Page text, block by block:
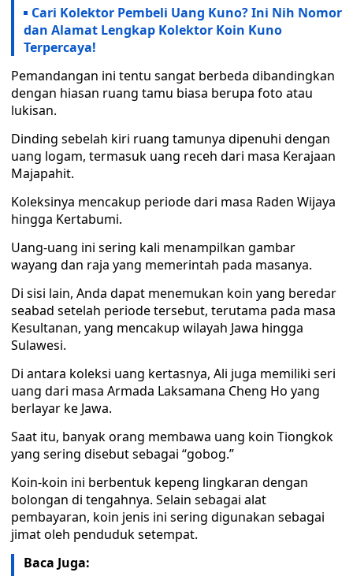
Cari Kolektor Pembeli Uang Kuno? Ini Nih Nomor
dan Alamat Lengkap Kolektor Koin Kuno
Terpercaya!
Pemandangan ini tentu sangat berbeda dibandingkan
dengan hiasan ruang tamu biasa berupa foto atau
lukisan.
Dinding sebelah kiri ruang tamunya dipenuhi dengan
uang logam, termasuk uang receh dari masa Kerajaan
Majapahit.
Koleksinya mencakup periode dari masa Raden Wijaya
hingga Kertabumi.
Uang-uang ini sering kali menampilkan gambar
wayang dan raja yang memerintah pada masanya.
Di sisi lain, Anda dapat menemukan koin yang beredar
seabad setelah periode tersebut, terutama pada masa
Kesultanan, yang mencakup wilayah Jawa hingga
Sulawesi.
Di antara koleksi uang kertasnya, Ali juga memiliki seri
uang dari masa Armada Laksamana Cheng Ho yang
berlayar ke Jawa.
Saat itu, banyak orang membawa uang koin Tiongkok
yang sering disebut sebagai “gobog.”
Koin-koin ini berbentuk kepeng lingkaran dengan
bolongan di tengahnya. Selain sebagai alat
pembayaran, koin jenis ini sering digunakan sebagai
jimat oleh penduduk setempat.
Baca Juga: